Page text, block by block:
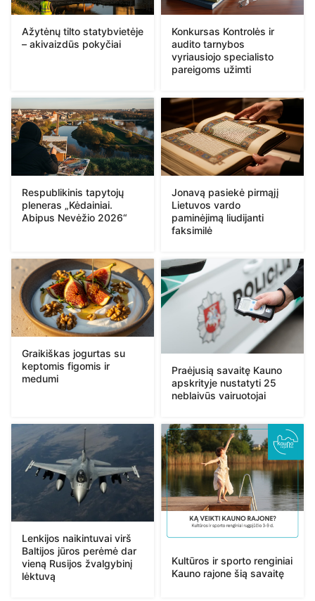
Ažytėnų tilto statybvietėje
– akivaizdūs pokyčiai
Konkursas Kontrolės ir
audito tarnybos
vyriausiojo specialisto
pareigoms užimti
Respublikinis tapytojų
pleneras „Kėdainiai.
Abipus Nevėžio 2026“
Jonavą pasiekė pirmąjį
Lietuvos vardo
paminėjimą liudijanti
faksimilė
Graikiškas jogurtas su
keptomis figomis ir
medumi
Praėjusią savaitę Kauno
apskrityje nustatyti 25
neblaivūs vairuotojai
Lenkijos naikintuvai virš
Baltijos jūros perėmė dar
vieną Rusijos žvalgybinį
lėktuvą
Kultūros ir sporto renginiai
Kauno rajone šią savaitę